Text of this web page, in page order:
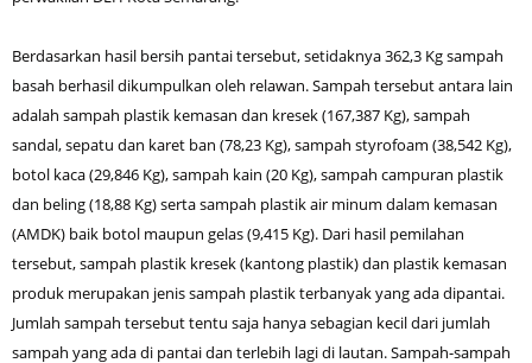
Berdasarkan hasil bersih pantai tersebut, setidaknya 362,3 Kg sampah
basah berhasil dikumpulkan oleh relawan. Sampah tersebut antara lain
adalah sampah plastik kemasan dan kresek (167,387 Kg), sampah
sandal, sepatu dan karet ban (78,23 Kg), sampah styrofoam (38,542 Kg),
botol kaca (29,846 Kg), sampah kain (20 Kg), sampah campuran plastik
dan beling (18,88 Kg) serta sampah plastik air minum dalam kemasan
(AMDK) baik botol maupun gelas (9,415 Kg). Dari hasil pemilahan
tersebut, sampah plastik kresek (kantong plastik) dan plastik kemasan
produk merupakan jenis sampah plastik terbanyak yang ada dipantai.
Jumlah sampah tersebut tentu saja hanya sebagian kecil dari jumlah
sampah yang ada di pantai dan terlebih lagi di lautan. Sampah-sampah